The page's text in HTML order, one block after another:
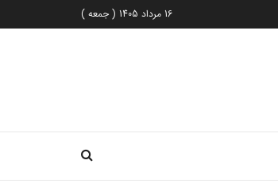
16 مرداد 1405 ( جمعه )